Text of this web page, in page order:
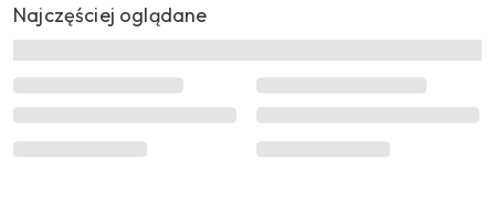
Najczęściej oglądane